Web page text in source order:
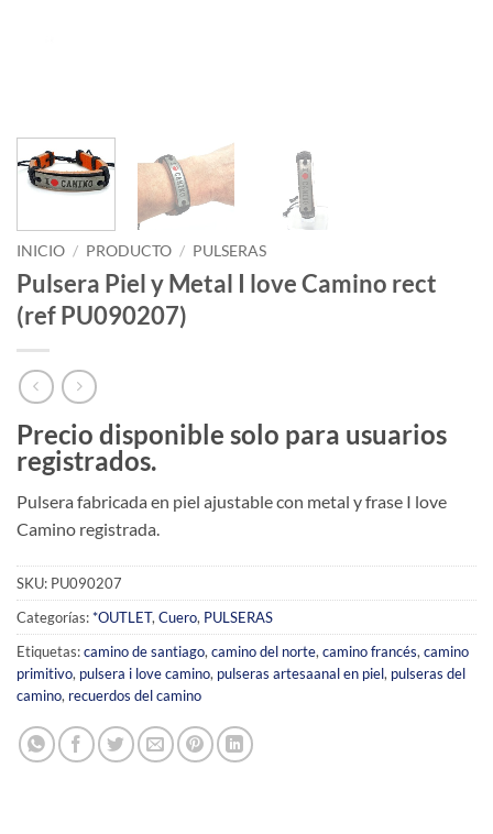
INICIO / PRODUCTO / PULSERAS
Pulsera Piel y Metal I love Camino rect
(ref PU090207)
Precio disponible solo para usuarios
registrados.
Pulsera fabricada en piel ajustable con metal y frase I love
Camino registrada.
SKU: PU090207
Categorías:*OUTLET, Cuero, PULSERAS
Etiquetas:camino de santiago, camino del norte, camino francés, camino
primitivo, pulsera i love camino, pulseras artesaanal en piel, pulseras del
camino, recuerdos del camino